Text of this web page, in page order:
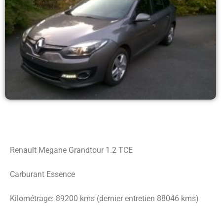
Renault Megane Grandtour 1.2 TCE
Carburant Essence
Kilométrage: 89200 kms (dernier entretien 88046 kms)